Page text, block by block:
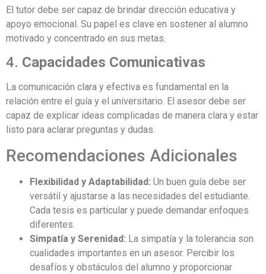
El tutor debe ser capaz de brindar dirección educativa y
apoyo emocional. Su papel es clave en sostener al alumno
motivado y concentrado en sus metas.
4. Capacidades Comunicativas
La comunicación clara y efectiva es fundamental en la
relación entre el guía y el universitario. El asesor debe ser
capaz de explicar ideas complicadas de manera clara y estar
listo para aclarar preguntas y dudas.
Recomendaciones Adicionales
Flexibilidad y Adaptabilidad: Un buen guía debe ser
versátil y ajustarse a las necesidades del estudiante.
Cada tesis es particular y puede demandar enfoques
diferentes.
Simpatía y Serenidad: La simpatía y la tolerancia son
cualidades importantes en un asesor. Percibir los
desafíos y obstáculos del alumno y proporcionar